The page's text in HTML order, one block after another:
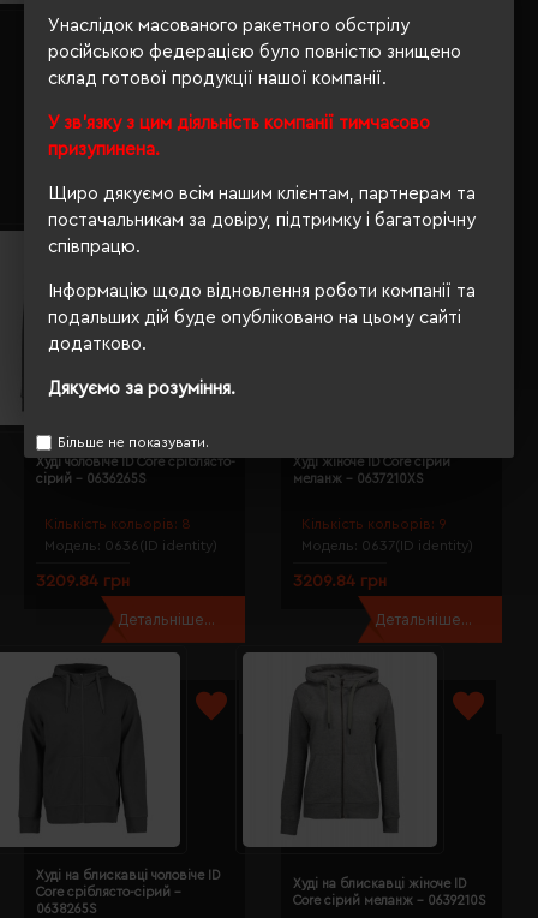
Унаслідок масованого ракетного обстрілу
російською федерацією було повністю знищено
склад готової продукції нашої компанії.
У зв'язку з цим діяльність компанії тимчасово
призупинена.
Щиро дякуємо всім нашим клієнтам, партнерам та
постачальникам за довіру, підтримку і багаторічну
співпрацю.
Інформацію щодо відновлення роботи компанії та
подальших дій буде опубліковано на цьому сайті
додатково.
Дякуємо за розуміння.
Більше не показувати.
Модель: 40636(ID identity)
Худі дитяче ID Core сірий
меланж - 406362104/6
2489.64 грн
Детальніше...
Модель: 47101(SOL’S)
Худі SOL'S Snake сірий меланж
- 471013603XL
Детальніше...
Кількість кольорів: 8
Модель: 0636(ID identity)
Худі чоловіче ID Core сріблясто-
сірий - 0636265S
3209.84 грн
Детальніше...
Кількість кольорів: 9
Модель: 0637(ID identity)
Худі жіноче ID Core сірий
меланж - 0637210XS
3209.84 грн
Детальніше...
Худі на блискавці чоловіче ID
Core сріблясто-сірий -
0638265S
Худі на блискавці жіноче ID
Core сірий меланж - 0639210S